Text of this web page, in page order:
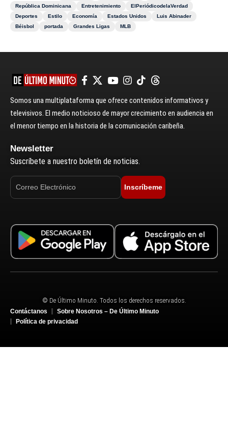
República Dominicana
Entretenimiento
ElPeriódicodelaVerdad
Deportes
Estilo Economía Estados Unidos
Luis Abinader
Béisbol
portada Grandes Ligas MLB
Somos una multiplataforma que ofrece contenidos informativos y
televisivos. El medio noticioso de mayor crecimiento en audiencia en
el menor tiempo en la historia de la comunicación caribeña.
Newsletter
Suscríbete a nuestro boletín de noticias.
Inscríbeme
© De Último Minuto. Todos los derechos reservados.
Contáctanos
Sobre Nosotros – De Último Minuto
Política de privacidad